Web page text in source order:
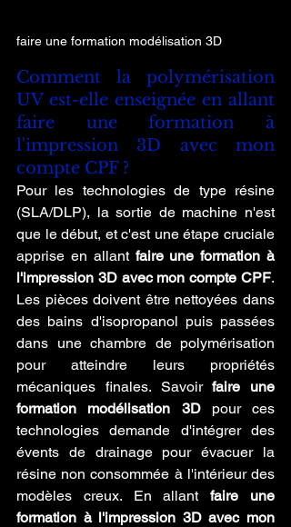
faire une formation modélisation 3D
Comment la polymérisation
UV est-elle enseignée en allant
faire une formation à
l'impression 3D avec mon
compte CPF ?
Pour les technologies de type résine
(SLA/DLP), la sortie de machine n'est
que le début, et c'est une étape cruciale
apprise en allant faire une formation à
l'impression 3D avec mon compte CPF.
Les pièces doivent être nettoyées dans
des bains d'isopropanol puis passées
dans une chambre de polymérisation
pour atteindre leurs propriétés
mécaniques finales. Savoir faire une
formation modélisation 3D pour ces
technologies demande d'intégrer des
évents de drainage pour évacuer la
résine non consommée à l'intérieur des
modèles creux. En allant faire une
formation à l'impression 3D avec mon